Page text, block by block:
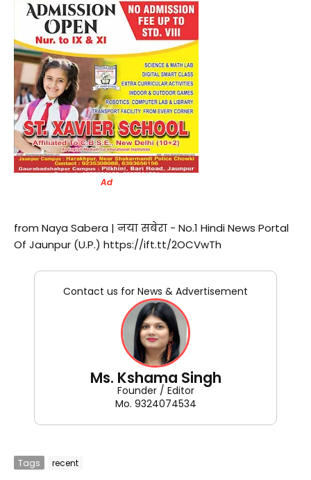
Ad
from Naya Sabera | नया सबेरा - No.1 Hindi News Portal
Of Jaunpur (U.P.) https://ift.tt/2OCVwTh
Contact us for News & Advertisement
Ms. Kshama Singh
Founder / Editor
Mo. 9324074534
Tags recent